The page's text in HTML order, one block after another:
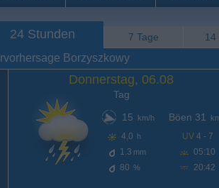
24 Stunden 7 Tage 14
Borzyszkowy
Donnerstag, 06.08
Tag
15
km/h
4,0 h
1.3 mm
80 %
Böen 31
UV 4 - 7
05:10
20:42